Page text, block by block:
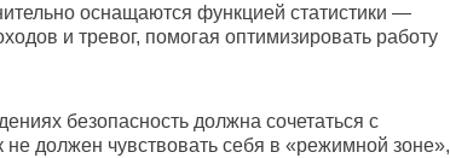
оснащаются функцией статистики —
и тревог, помогая оптимизировать работу
безопасность должна сочетаться с
не должен чувствовать себя в «режимной зоне»,